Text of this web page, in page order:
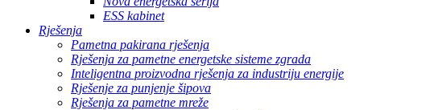
ESS kabinet
Rješenja
Pametna pakirana rješenja
Rješenja za pametne energetske sisteme zgrada
Inteligentna proizvodna rješenja za industriju energije
Rješenje za punjenje šipova
Rješenja za pametne mreže